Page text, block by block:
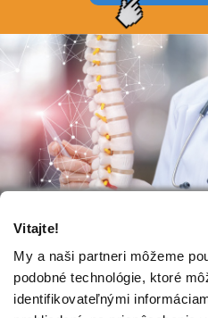
Vitajte!
My a naši partneri môžeme
podobné technológie, ktoré
identifikovateľnými